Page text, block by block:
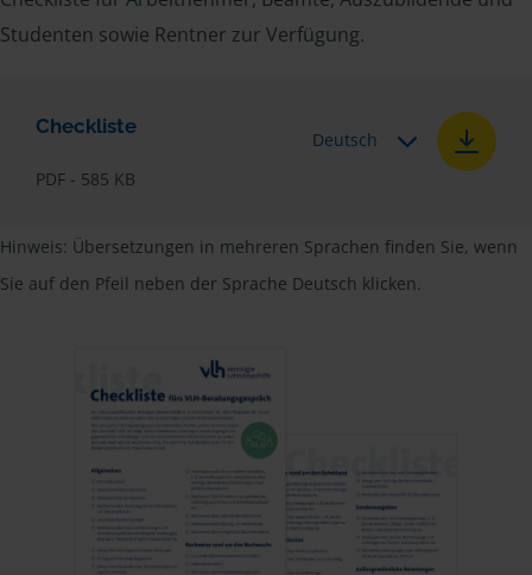
Studenten sowie Rentner zur Verfügung.
Checkliste
PDF - 585 KB
Deutsch
Hinweis: Übersetzungen in mehreren Sprachen finden Sie, wenn
Sie auf den Pfeil neben der Sprache Deutsch klicken.